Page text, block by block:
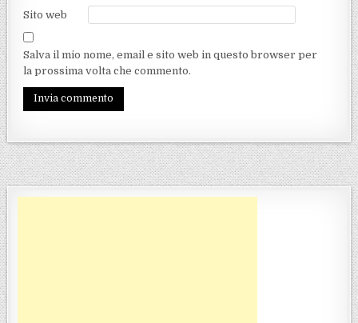
Sito web
Salva il mio nome, email e sito web in questo browser per
la prossima volta che commento.